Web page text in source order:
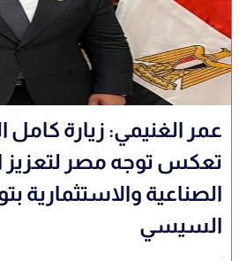
عمر الغنيمي: زيارة كامل
تعكس توجه مصر لتعزيز
الصناعية والاستثمارية
السيسي